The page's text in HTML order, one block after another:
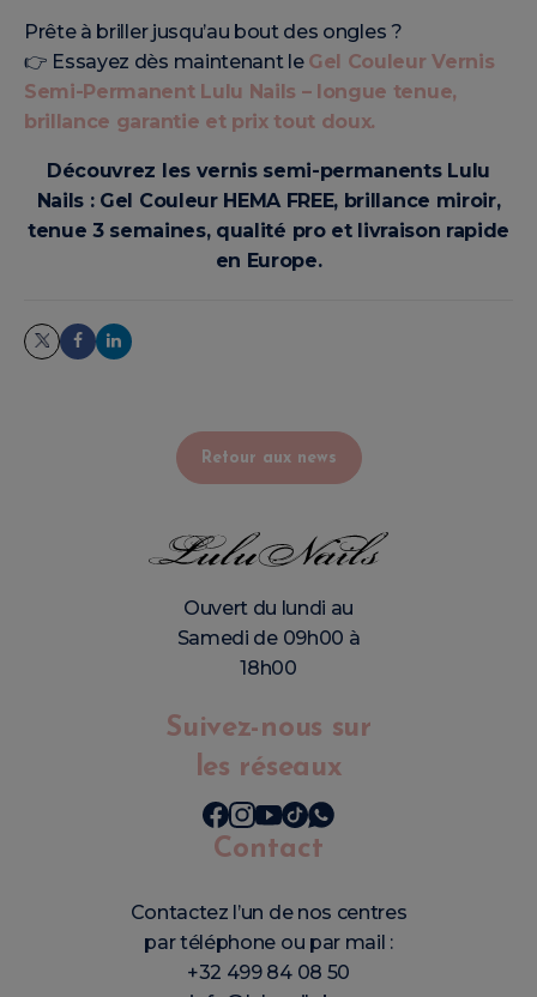
Prête à briller jusqu’au bout des ongles ?
👉 Essayez dès maintenant le Gel Couleur Vernis
Semi-Permanent Lulu Nails – longue tenue,
brillance garantie et prix tout doux.
Découvrez les vernis semi-permanents Lulu
Nails : Gel Couleur HEMA FREE, brillance miroir,
tenue 3 semaines, qualité pro et livraison rapide
en Europe.
Retour aux news
Ouvert du lundi au
Samedi de 09h00 à
18h00
Suivez-nous sur
les réseaux
Contact
Contactez l’un de nos centres
par téléphone ou par mail :
+32 499 84 08 50